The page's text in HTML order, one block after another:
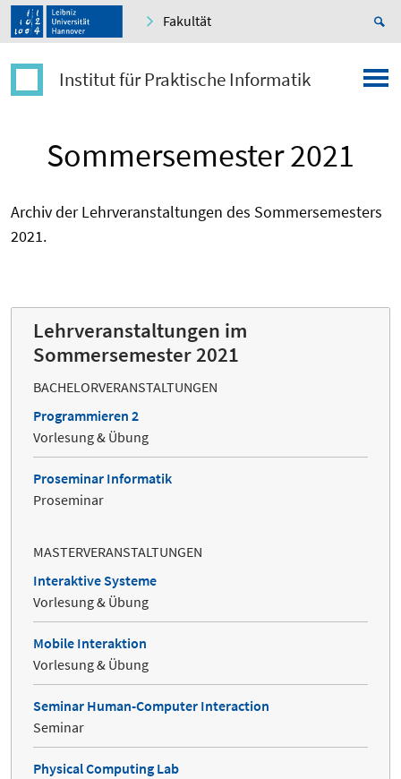
Fakultät
Institut für Praktische Informatik
Sommersemester 2021
Archiv der Lehrveranstaltungen des Sommersemesters
2021.
Lehrveranstaltungen im
Sommersemester 2021
BACHELORVERANSTALTUNGEN
Programmieren 2
Vorlesung & Übung
Proseminar Informatik
Proseminar
MASTERVERANSTALTUNGEN
Interaktive Systeme
Vorlesung & Übung
Mobile Interaktion
Vorlesung & Übung
Seminar Human-Computer Interaction
Seminar
Physical Computing Lab